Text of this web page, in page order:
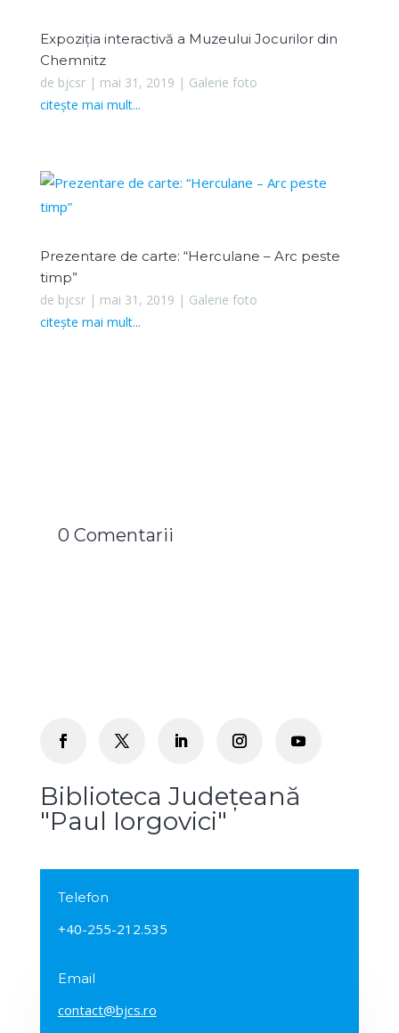
Expoziția interactivă a Muzeului Jocurilor din
Chemnitz
de bjcsr| mai 31, 2019 | Galerie foto
citește mai mult...
Prezentare de carte: “Herculane – Arc peste
timp”
de bjcsr| mai 31, 2019 | Galerie foto
citește mai mult...
0 Comentarii
Biblioteca Județeană
"Paul Iorgovici"
Telefon
+40-255-212.535
Email
contact@bjcs.ro